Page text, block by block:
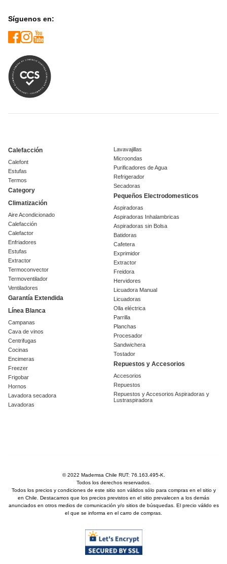
Síguenos en:
Calefacción
Calefont
Estufas
Termos
Category
Climatización
Aire Acondicionado
Calefacción
Calefactor
Enfriadores
Estufas
Extractor
Termoconvector
Termoventilador
Ventiladores
Garantía Extendida
Línea Blanca
Campanas
Cava de vinos
Centrifugas
Cocinas
Encimeras
Freezer
Frigobar
Hornos
Lavadora secadora
Lavadoras
Lavavajillas
Microondas
Purificadores de Agua
Refrigerador
Secadoras
Pequeños Electrodomesticos
Aspiradoras
Aspiradoras Inhalambricas
Aspiradoras sin Bolsa
Batidoras
Cafetera
Exprimidor
Extractor
Freidora
Hervidores
Licuadora Manual
Licuadoras
Olla eléctrica
Parrilla
Planchas
Procesador
Sandwichera
Tostador
Repuestos y Accesorios
Accesorios
Repuestos
Repuestos y Accesorios Aspiradoras y
Lustraspiradora
© 2022 Mademsa Chile RUT: 76.163.495-K.
Todos los derechos reservados.
Todos los precios y condiciones de este sitio son válidos sólo para compras en el sitio y
en Chile. Destacamos que los precios previstos en el sitio prevalecen a los demás
anunciados en otros medios de comunicación y/o sitios de búsquedas. El precio válido es
el que se informa en el carro de compras.